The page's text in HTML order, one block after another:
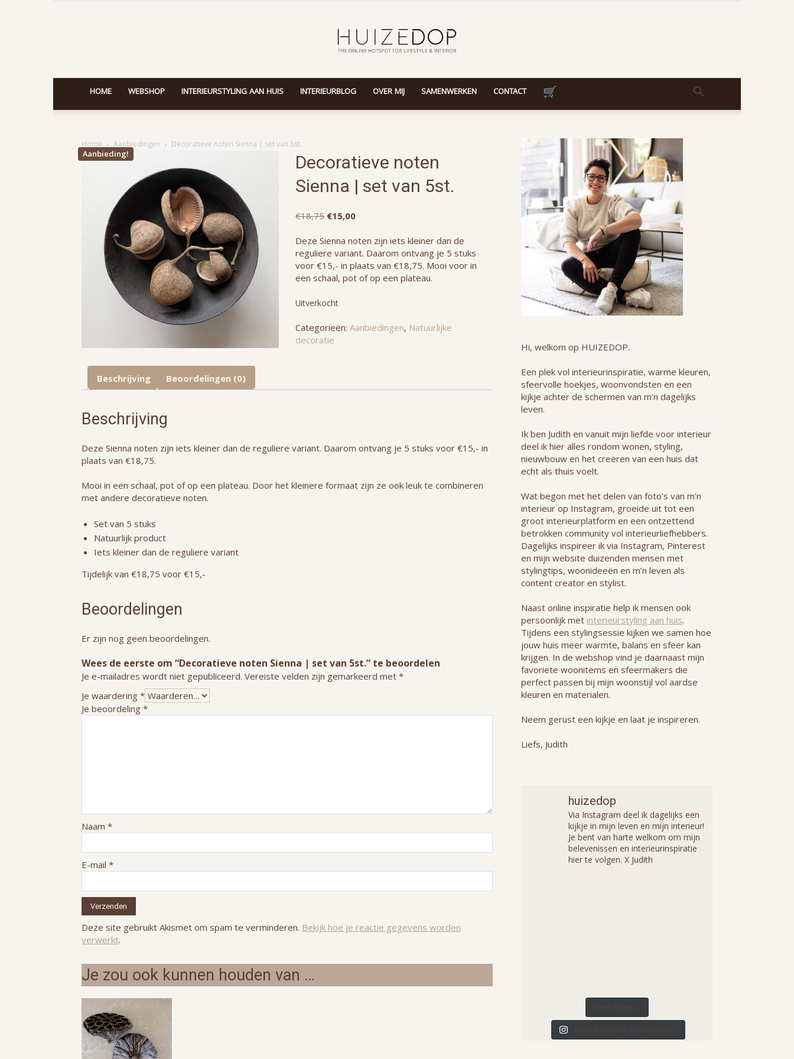
Huizedop
HOME WEBSHOP INTERIEURSTYLING AAN HUIS INTERIEURBLOG OVER MIJ SAMENWERKEN CONTACT
Home Aanbiedingen Decoratieve noten Sienna | set van 5st.
Aanbieding!
Decoratieve noten
Sienna | set van 5st.
€18,75 Oorspronkelijke
was:
€18,75.
€15,00Huidige
is:
€15,00.
Deze Sienna noten zijn iets kleiner dan de
reguliere variant. Daarom ontvang je 5 stuks
voor €15,- in plaats van €18,75. Mooi voor in
een schaal, pot of op een plateau.
Uitverkocht
Categorieën: Aanbiedingen, Natuurlijke
decoratie
Beschrijving Beoordelingen (0)
Beschrijving
Deze Sienna noten zijn iets kleiner dan de reguliere variant. Daarom ontvang je 5 stuks voor €15,- in
plaats van €18,75.
Mooi in een schaal, pot of op een plateau. Door het kleinere formaat zijn ze ook leuk te combineren
met andere decoratieve noten.
Set van 5 stuks
Natuurlijk product
Iets kleiner dan de reguliere variant
Tijdelijk van €18,75 voor €15,-
Beoordelingen
Er zijn nog geen beoordelingen.
Wees de eerste om “Decoratieve noten Sienna | set van 5st.” te beoordelen
Je e-mailadres wordt niet gepubliceerd. Vereiste velden zijn gemarkeerd met *
Je waardering *
Je beoordeling *
Naam *
E-mail *
Deze site gebruikt Akismet om spam te verminderen. Bekijk hoe je reactie gegevens worden
verwerkt.
Je zou ook kunnen houden van …
Hi, welkom op HUIZEDOP.
Een plek vol interieurinspiratie, warme kleuren,
sfeervolle hoekjes, woonvondsten en een
kijkje achter de schermen van m’n dagelijks
leven.
Ik ben Judith en vanuit mijn liefde voor interieur
deel ik hier alles rondom wonen, styling,
nieuwbouw en het creëren van een huis dat
echt als thuis voelt.
Wat begon met het delen van foto’s van m’n
interieur op Instagram, groeide uit tot een
groot interieurplatform en een ontzettend
betrokken community vol interieurliefhebbers.
Dagelijks inspireer ik via Instagram, Pinterest
en mijn website duizenden mensen met
stylingtips, woonideeën en m’n leven als
content creator en stylist.
Naast online inspiratie help ik mensen ook
persoonlijk met interieurstyling aan huis.
Tijdens een stylingsessie kijken we samen hoe
jouw huis meer warmte, balans en sfeer kan
krijgen. In de webshop vind je daarnaast mijn
favoriete woonitems en sfeermakers die
perfect passen bij mijn woonstijl vol aardse
kleuren en materialen.
Neem gerust een kijkje en laat je inspireren.
Liefs, Judith
huizedop
Via Instagram deel ik dagelijks een
kijkje in mijn leven en mijn interieur!
Je bent van harte welkom om mijn
belevenissen en interieurinspiratie
hier te volgen. X Judith
Meer laden...
Volg HUIZEDOP op Instagram